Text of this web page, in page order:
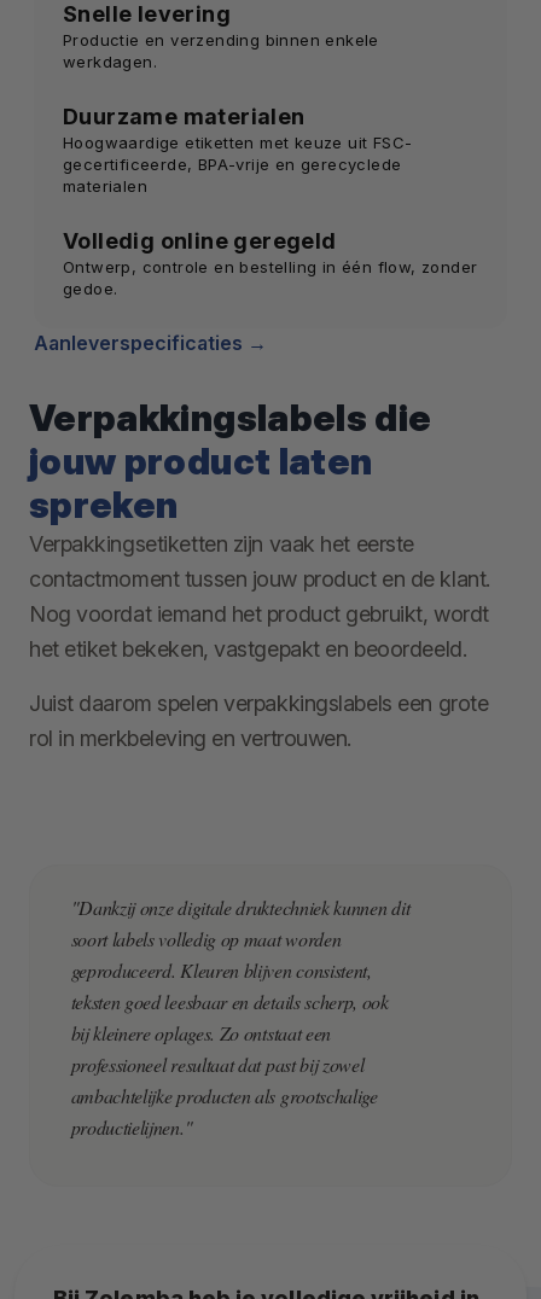
Snelle levering
Productie en verzending binnen enkele
werkdagen.
Duurzame materialen
Hoogwaardige etiketten met keuze uit FSC-
gecertificeerde, BPA-vrije en gerecyclede
materialen
Volledig online geregeld
Ontwerp, controle en bestelling in één flow, zonder
gedoe.
Aanleverspecificaties
Verpakkingslabels die
jouw product laten
spreken
Verpakkingsetiketten zijn vaak het eerste
contactmoment tussen jouw product en de klant.
Nog voordat iemand het product gebruikt, wordt
het etiket bekeken, vastgepakt en beoordeeld.
Juist daarom spelen verpakkingslabels een grote
rol in merkbeleving en vertrouwen.
"Dankzij onze digitale druktechniek kunnen dit
soort labels volledig op maat worden
geproduceerd. Kleuren blijven consistent,
teksten goed leesbaar en details scherp, ook
bij kleinere oplages. Zo ontstaat een
professioneel resultaat dat past bij zowel
ambachtelijke producten als grootschalige
productielijnen."